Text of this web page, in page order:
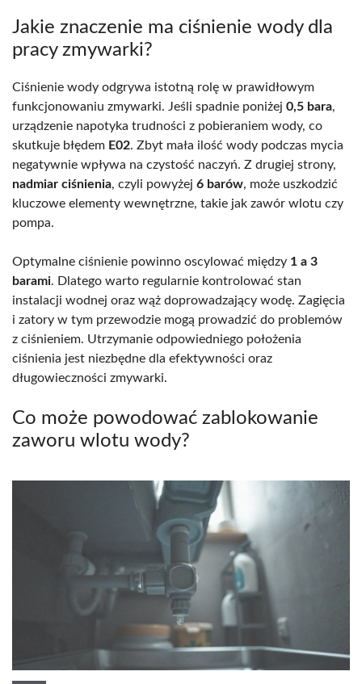
Jakie znaczenie ma ciśnienie wody dla
pracy zmywarki?
Ciśnienie wody odgrywa istotną rolę w prawidłowym
funkcjonowaniu zmywarki. Jeśli spadnie poniżej 0,5 bara,
urządzenie napotyka trudności z pobieraniem wody, co
skutkuje błędem E02. Zbyt mała ilość wody podczas mycia
negatywnie wpływa na czystość naczyń. Z drugiej strony,
nadmiar ciśnienia, czyli powyżej 6 barów, może uszkodzić
kluczowe elementy wewnętrzne, takie jak zawór wlotu czy
pompa.
Optymalne ciśnienie powinno oscylować między 1 a 3
barami. Dlatego warto regularnie kontrolować stan
instalacji wodnej oraz wąż doprowadzający wodę. Zagięcia
i zatory w tym przewodzie mogą prowadzić do problemów
z ciśnieniem. Utrzymanie odpowiedniego położenia
ciśnienia jest niezbędne dla efektywności oraz
długowieczności zmywarki.
Co może powodować zablokowanie
zaworu wlotu wody?